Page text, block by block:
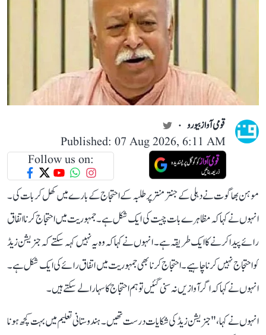
قومی آواز بیورو
Published: 07 Aug 2026, 6:11 AM
Follow us on:
موہن بھاگوت نے دہلی کے جنتر منتر پر طلبہ کے احتجاج کے بارے میں کھل کر بات کی۔
انہوں نے کہا کہ مظاہرے بات چیت کی ایک شکل ہے۔ جمہوریت میں احتجاج کرنا اتفاق
رائے پیدا کرنے کا ایک طریقہ ہے۔ انہوں نے کہا کہ وہ یہ نہیں کہہ سکتے کہ جنریشن زیڈ
کو احتجاج نہیں کرنا چاہیے۔احتجاج کرنا بھی جمہوریت میں اتفاق رائے کی ایک شکل ہے۔
انہو ں نے کہا کہ اگر آوازیں نہ سنی گئیں تو ہم احتجاج کا سہارا لے سکتے ہیں۔
انہوں نے کہا، " جنریشن زیڈ کی شکایات درست تھیں۔ ہندوستانی تعلیم میں بہت کچھ ہونا